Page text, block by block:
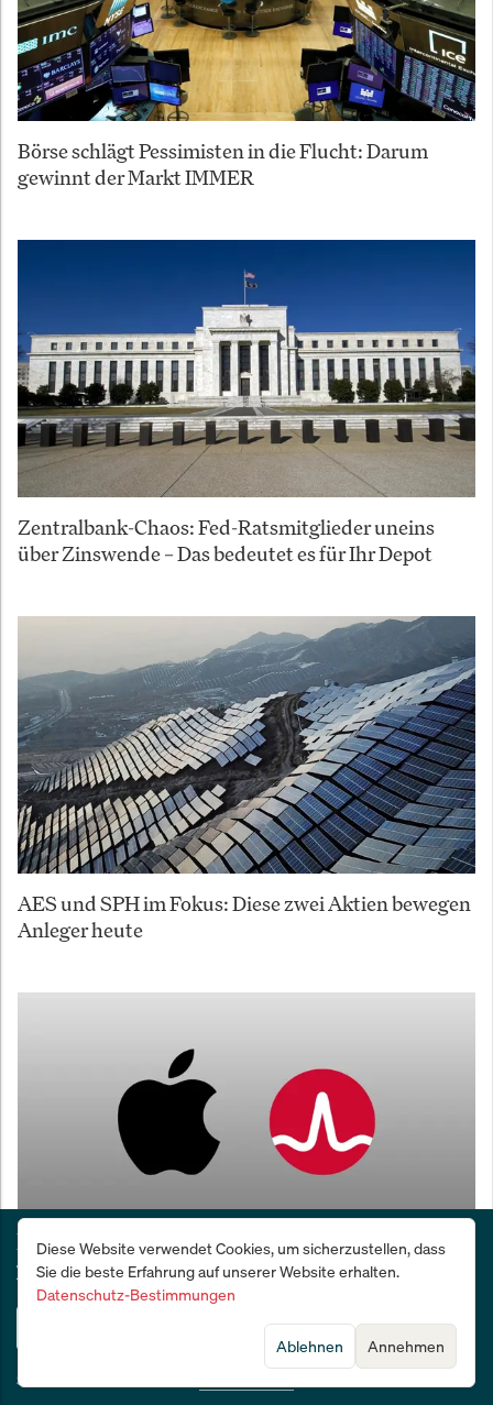
Deutschlands Wirtschafts- und Finanzzeitung:
28 Tage kostenlos testen
Sie sind bereits Abonnent?
Börse schlägt Pessimisten in die Flucht: Darum
gewinnt der Markt IMMER
Zentralbank-Chaos: Fed-Ratsmitglieder uneins
über Zinswende – Das bedeutet es für Ihr Depot
AES und SPH im Fokus: Diese zwei Aktien bewegen
Anleger heute
Apple und Broadcom schließen Deal: Das Made-in-
America-Comeback beginnt
Diese Website verwendet Cookies, um sicherzustellen, dass
Sie die beste Erfahrung auf unserer Website erhalten.
Datenschutz-Bestimmungen
Annehmen
Ablehnen